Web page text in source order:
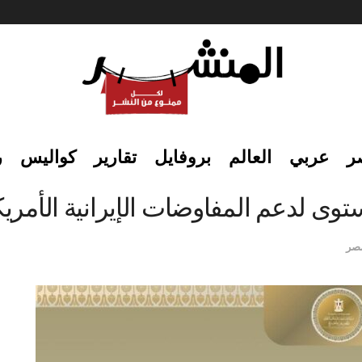
عربي العالم بروفايل تقارير كواليس
لدعم المفاوضات الإيرانية